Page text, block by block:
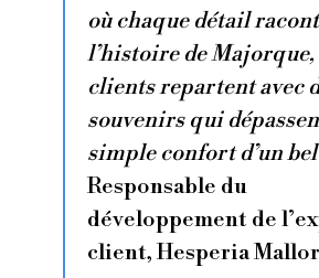
où chaque détail
l’histoire de Majorque,
clients repartent avec
souvenirs qui
simple confort d’un
Responsable du
développement de
client, Hesperia